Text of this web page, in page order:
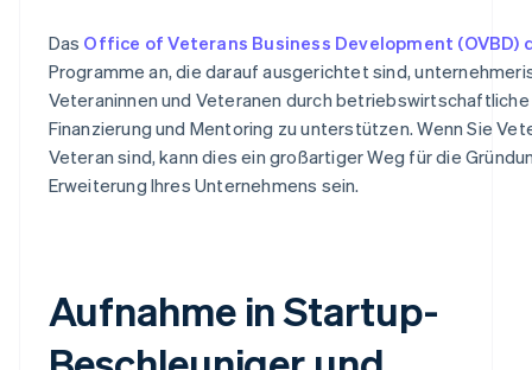
Das Office of Veterans Business Development (OVBD)
Programme an, die darauf ausgerichtet sind,
Veteraninnen und Veteranen durch betriebswirtschaftliche
Finanzierung und Mentoring zu unterstützen. Wenn Sie
Veteran sind, kann dies ein großartiger Weg für die
Erweiterung Ihres Unternehmens sein.
Aufnahme in Startup-